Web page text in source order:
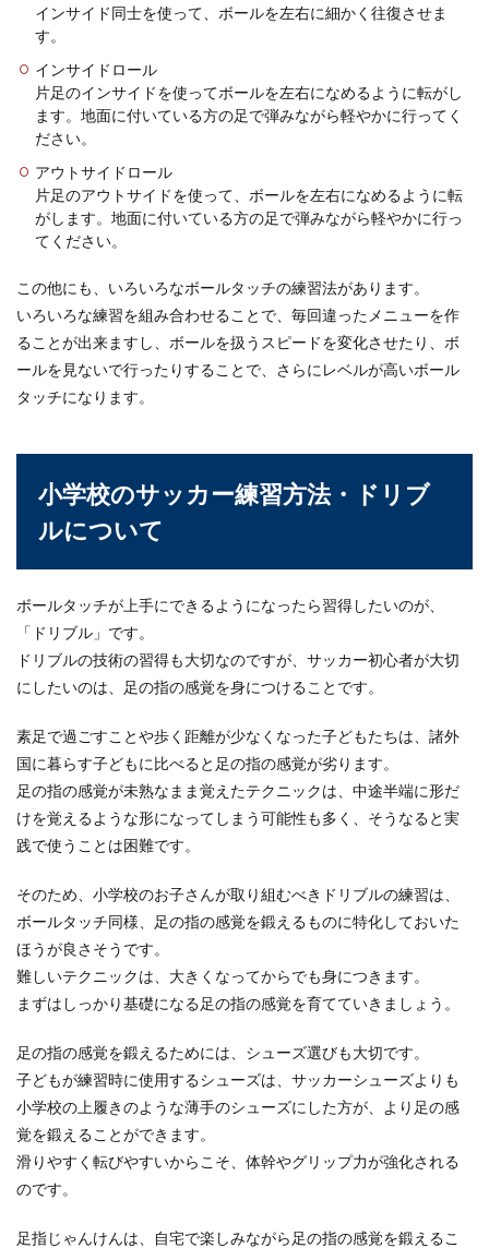
ても知りたい...
インサイド同士を使って、ボールを左右に細かく往復させま
す。
インサイドロール
片足のインサイドを使ってボールを左右になめるように転がし
ます。地面に付いている方の足で弾みながら軽やかに行ってく
ださい。
アウトサイドロール
片足のアウトサイドを使って、ボールを左右になめるように転
がします。地面に付いている方の足で弾みながら軽やかに行っ
てください。
この他にも、いろいろなボールタッチの練習法があります。
いろいろな練習を組み合わせることで、毎回違ったメニューを作
ることが出来ますし、ボールを扱うスピードを変化させたり、ボ
ールを見ないで行ったりすることで、さらにレベルが高いボール
タッチになります。
小学校のサッカー練習方法・ドリブ
ルについて
ボールタッチが上手にできるようになったら習得したいのが、
「ドリブル」です。
ドリブルの技術の習得も大切なのですが、サッカー初心者が大切
にしたいのは、足の指の感覚を身につけることです。
素足で過ごすことや歩く距離が少なくなった子どもたちは、諸外
国に暮らす子どもに比べると足の指の感覚が劣ります。
足の指の感覚が未熟なまま覚えたテクニックは、中途半端に形だ
けを覚えるような形になってしまう可能性も多く、そうなると実
践で使うことは困難です。
そのため、小学校のお子さんが取り組むべきドリブルの練習は、
ボールタッチ同様、足の指の感覚を鍛えるものに特化しておいた
ほうが良さそうです。
難しいテクニックは、大きくなってからでも身につきます。
まずはしっかり基礎になる足の指の感覚を育てていきましょう。
足の指の感覚を鍛えるためには、シューズ選びも大切です。
子どもが練習時に使用するシューズは、サッカーシューズよりも
小学校の上履きのような薄手のシューズにした方が、より足の感
覚を鍛えることができます。
滑りやすく転びやすいからこそ、体幹やグリップ力が強化される
のです。
足指じゃんけんは、自宅で楽しみながら足の指の感覚を鍛えるこ